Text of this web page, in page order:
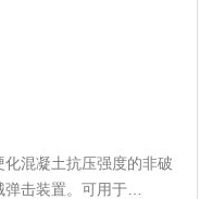
混凝土抗压强度的非破
弹击装置。可用于